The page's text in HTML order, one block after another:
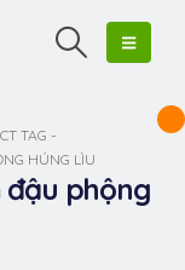
TAG -
HÚNG LÌU
phộng